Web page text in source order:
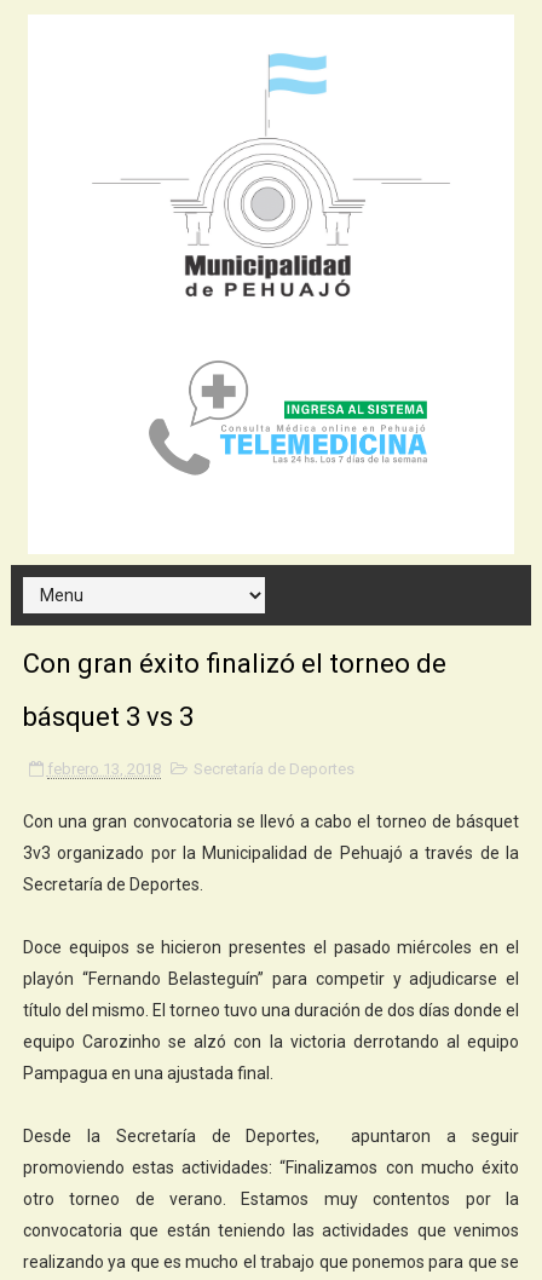
Con gran éxito finalizó el torneo de
básquet 3 vs 3
febrero 13, 2018 Secretaría de Deportes
Con una gran convocatoria se llevó a cabo el torneo de básquet
3v3 organizado por la Municipalidad de Pehuajó a través de la
Secretaría de Deportes.
Doce equipos se hicieron presentes el pasado miércoles en el
playón “Fernando Belasteguín” para competir y adjudicarse el
título del mismo. El torneo tuvo una duración de dos días donde el
equipo Carozinho se alzó con la victoria derrotando al equipo
Pampagua en una ajustada final.
Desde la Secretaría de Deportes, apuntaron a seguir
promoviendo estas actividades: “Finalizamos con mucho éxito
otro torneo de verano. Estamos muy contentos por la
convocatoria que están teniendo las actividades que venimos
realizando ya que es mucho el trabajo que ponemos para que se